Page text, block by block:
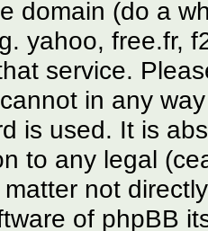
domain (do a
yahoo, free.fr,
service.
in any
is used. It is
to any legal
not
of phpBB